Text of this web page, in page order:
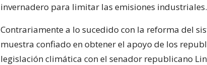
invernadero para limitar las emisiones industriales.
Contrariamente a lo sucedido con la reforma del
muestra confiado en obtener el apoyo de los
legislación climática con el senador republicano